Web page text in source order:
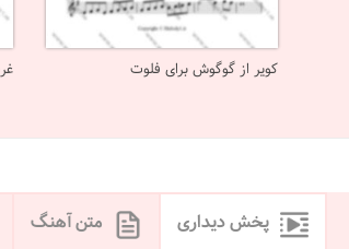
کویر از گوگوش برای فلوت
پخش دیداری متن آهنگ